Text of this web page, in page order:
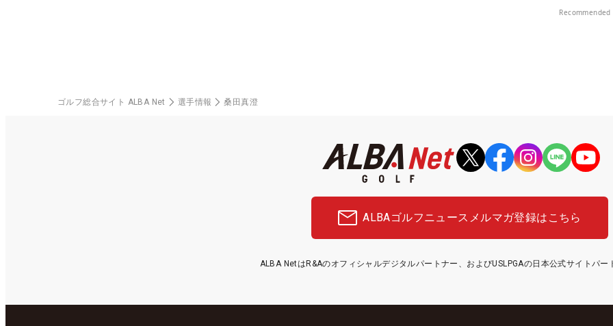
Recommended
ゴルフ総合サイト ALBA Net 選手情報 桑田真澄
ALBAゴルフニュース メルマガ登録はこちら
ALBA NetはR&Aのオフィシャルデジタルパートナー、およびUSLPGAの日本公式サイトパー